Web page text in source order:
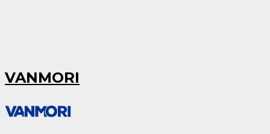
VANMORI